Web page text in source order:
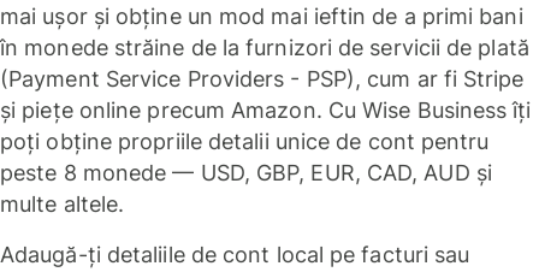
mai ușor și obține un mod mai ieftin de a primi bani
în monede străine de la furnizori de servicii de plată
(Payment Service Providers - PSP), cum ar fi Stripe
și piețe online precum Amazon. Cu Wise Business îți
poți obține propriile detalii unice de cont pentru
peste 8 monede — USD, GBP, EUR, CAD, AUD și
multe altele.
Adaugă-ți detaliile de cont local pe facturi sau